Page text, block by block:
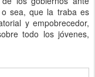
sea, que la traba es
y empobrecedor,
todo los jóvenes,